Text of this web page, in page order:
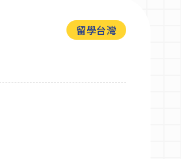
留學台灣